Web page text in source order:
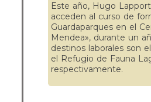
Este año, Hugo
acceden al curso de
Guardaparques en el
Mendea», durante un
destinos laborales son
el Refugio de Fauna
respectivamente.